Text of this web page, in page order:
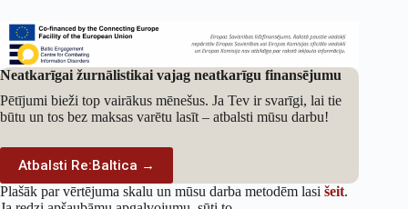
Neatkarīgai žurnālistikai vajag neatkarīgu finansējumu
Pētījumi bieži top vairākus mēnešus. Ja Tev ir svarīgi, lai tie
būtu un tos bez maksas varētu lasīt – atbalsti mūsu darbu!
Atbalsti Re:Baltica →
Plašāk par vērtējuma skalu un mūsu darba metodēm lasi šeit.